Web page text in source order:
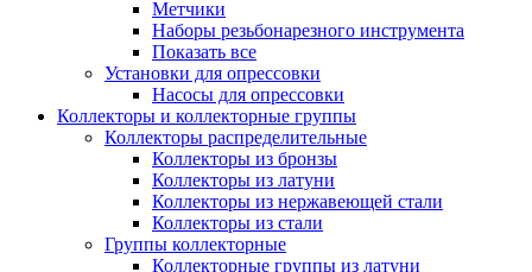
Метчики
Наборы резьбонарезного инструмента
Показать все
Установки для опрессовки
Насосы для опрессовки
Коллекторы и коллекторные группы
Коллекторы распределительные
Коллекторы из бронзы
Коллекторы из латуни
Коллекторы из нержавеющей стали
Коллекторы из стали
Группы коллекторные
Коллекторные группы из латуни